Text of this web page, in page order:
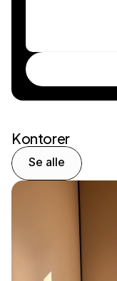
Kontorer
Se alle
No other locations